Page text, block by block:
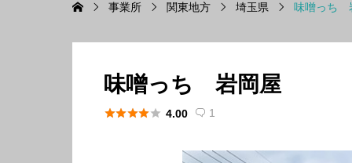
事業所 関東地方 埼玉県 味噌っち
味噌っち 岩岡屋
 4.00  1